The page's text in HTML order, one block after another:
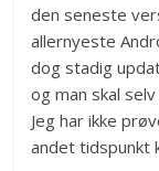
den seneste
allernyeste
dog stadig
og man skal
Jeg har ikke
andet tidspunkt